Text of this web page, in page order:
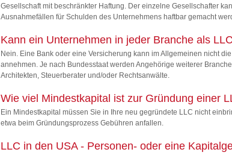
Gesellschaft mit beschränkter Haftung. Der einzelne Gesellschafter
Ausnahmefällen für Schulden des Unternehmens haftbar gemacht
Kann ein Unternehmen in jeder Branche als
Nein. Eine Bank oder eine Versicherung kann im Allgemeinen nicht
annehmen. Je nach Bundesstaat werden Angehörige weiterer
Architekten, Steuerberater und/oder Rechtsanwälte.
Wie viel Mindestkapital ist zur Gründung einer
Ein Mindestkapital müssen Sie in Ihre neu gegründete LLC nicht
etwa beim Gründungsprozess Gebühren anfallen.
LLC in den USA - Personen- oder eine